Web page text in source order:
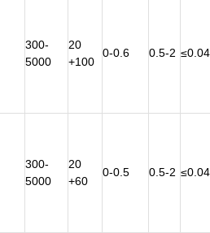
300-
5000
20
+100
0-0.6 0.5-2 ≤0.04
300-
5000
20
+60
0-0.5 0.5-2 ≤0.04